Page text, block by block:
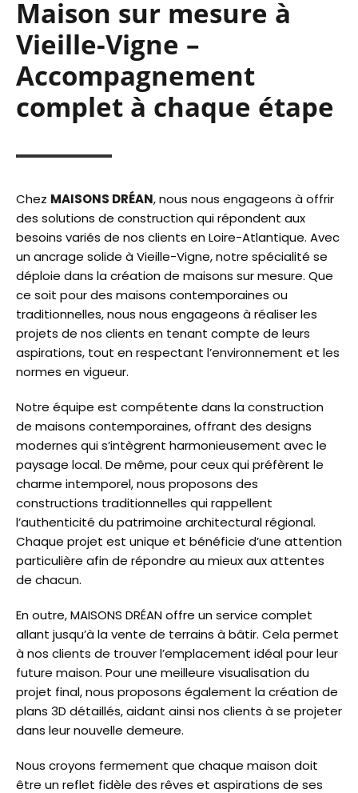
Maison sur mesure à
Vieille-Vigne –
Accompagnement
complet à chaque étape
Chez MAISONS DRÉAN, nous nous engageons à offrir
des solutions de construction qui répondent aux
besoins variés de nos clients en Loire-Atlantique. Avec
un ancrage solide à Vieille-Vigne, notre spécialité se
déploie dans la création de maisons sur mesure. Que
ce soit pour des maisons contemporaines ou
traditionnelles, nous nous engageons à réaliser les
projets de nos clients en tenant compte de leurs
aspirations, tout en respectant l’environnement et les
normes en vigueur.
Notre équipe est compétente dans la construction
de maisons contemporaines, offrant des designs
modernes qui s’intègrent harmonieusement avec le
paysage local. De même, pour ceux qui préfèrent le
charme intemporel, nous proposons des
constructions traditionnelles qui rappellent
l’authenticité du patrimoine architectural régional.
Chaque projet est unique et bénéficie d’une attention
particulière afin de répondre au mieux aux attentes
de chacun.
En outre, MAISONS DRÉAN offre un service complet
allant jusqu’à la vente de terrains à bâtir. Cela permet
à nos clients de trouver l’emplacement idéal pour leur
future maison. Pour une meilleure visualisation du
projet final, nous proposons également la création de
plans 3D détaillés, aidant ainsi nos clients à se projeter
dans leur nouvelle demeure.
Nous croyons fermement que chaque maison doit
être un reflet fidèle des rêves et aspirations de ses